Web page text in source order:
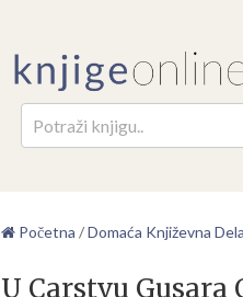
Početna /Domaća Književna Dela
U Carstvu